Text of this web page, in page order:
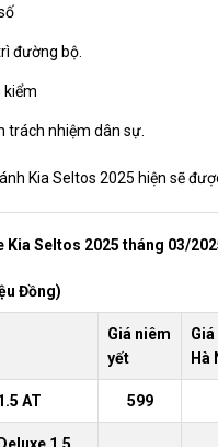
đường bộ.
kiểm
trách nhiệm dân sự.
Kia Seltos 2025 hiện sẽ
Kia Seltos 2025 tháng 03/
Đồng)
Giá niêm
yết
Hà
AT 599
1.5